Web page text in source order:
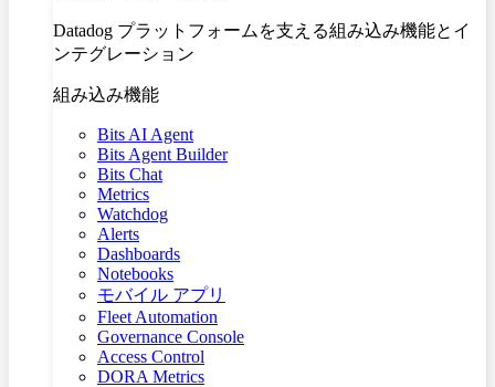
Datadog プラットフォームを支える組み込み機能とイ
ンテグレーション
組み込み機能
Bits AI Agent
Bits Agent Builder
Bits Chat
Metrics
Watchdog
Alerts
Dashboards
Notebooks
モバイル アプリ
Fleet Automation
Governance Console
Access Control
DORA Metrics